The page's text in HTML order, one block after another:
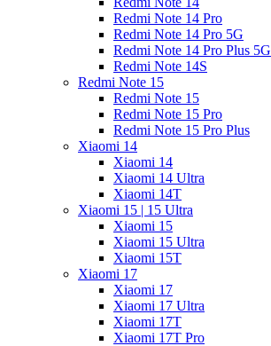
Redmi Note 14 Pro
Redmi Note 14 Pro 5G
Redmi Note 14 Pro Plus 5G
Redmi Note 14S
Redmi Note 15
Redmi Note 15
Redmi Note 15 Pro
Redmi Note 15 Pro Plus
Xiaomi 14
Xiaomi 14
Xiaomi 14 Ultra
Xiaomi 14T
Xiaomi 15 | 15 Ultra
Xiaomi 15
Xiaomi 15 Ultra
Xiaomi 15T
Xiaomi 17
Xiaomi 17
Xiaomi 17 Ultra
Xiaomi 17T
Xiaomi 17T Pro